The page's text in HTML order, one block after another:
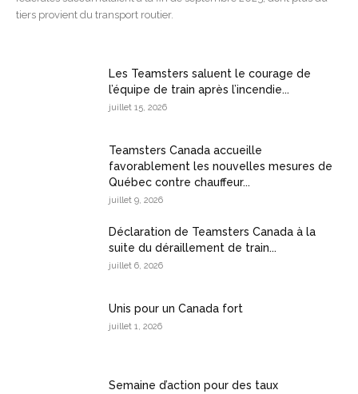
tiers provient du transport routier.
Les Teamsters saluent le courage de
l’équipe de train après l’incendie...
juillet 15, 2026
Teamsters Canada accueille
favorablement les nouvelles mesures de
Québec contre chauffeur...
juillet 9, 2026
Déclaration de Teamsters Canada à la
suite du déraillement de train...
juillet 6, 2026
Unis pour un Canada fort
juillet 1, 2026
Semaine d’action pour des taux